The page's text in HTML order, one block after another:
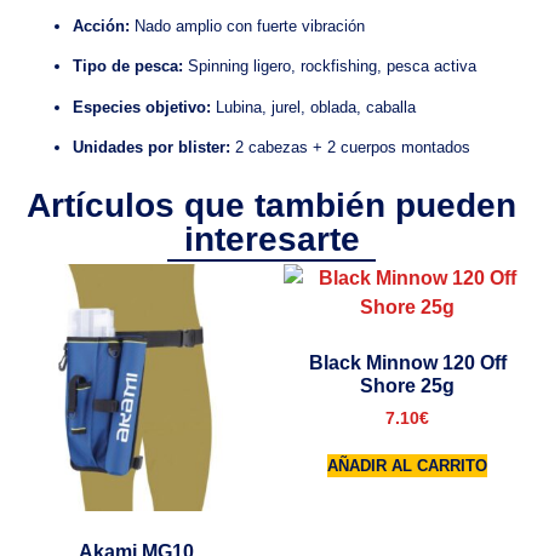
Acción: Nado amplio con fuerte vibración
Tipo de pesca: Spinning ligero, rockfishing, pesca activa
Especies objetivo: Lubina, jurel, oblada, caballa
Unidades por blister: 2 cabezas + 2 cuerpos montados
Artículos que también pueden
interesarte
Akami MG10
Black Minnow 120 Off
Shore 25g
7.10€
AÑADIR AL CARRITO